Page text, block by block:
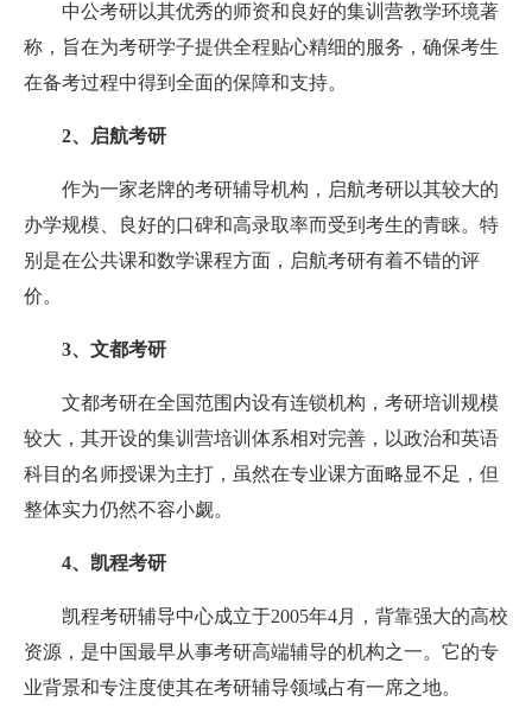
中公考研以其优秀的师资和良好的集训营教学环境著
称，旨在为考研学子提供全程贴心精细的服务，确保考生
在备考过程中得到全面的保障和支持。
2、启航考研
作为一家老牌的考研辅导机构，启航考研以其较大的
办学规模、良好的口碑和高录取率而受到考生的青睐。特
别是在公共课和数学课程方面，启航考研有着不错的评
价。
3、文都考研
文都考研在全国范围内设有连锁机构，考研培训规模
较大，其开设的集训营培训体系相对完善，以政治和英语
科目的名师授课为主打，虽然在专业课方面略显不足，但
整体实力仍然不容小觑。
4、凯程考研
凯程考研辅导中心成立于2005年4月，背靠强大的高校
资源，是中国最早从事考研高端辅导的机构之一。它的专
业背景和专注度使其在考研辅导领域占有一席之地。